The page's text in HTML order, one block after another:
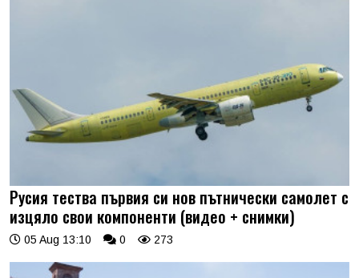
Русия тества първия си нов пътнически самолет с
изцяло свои компоненти (видео + снимки)
05 Aug 13:10 0 273